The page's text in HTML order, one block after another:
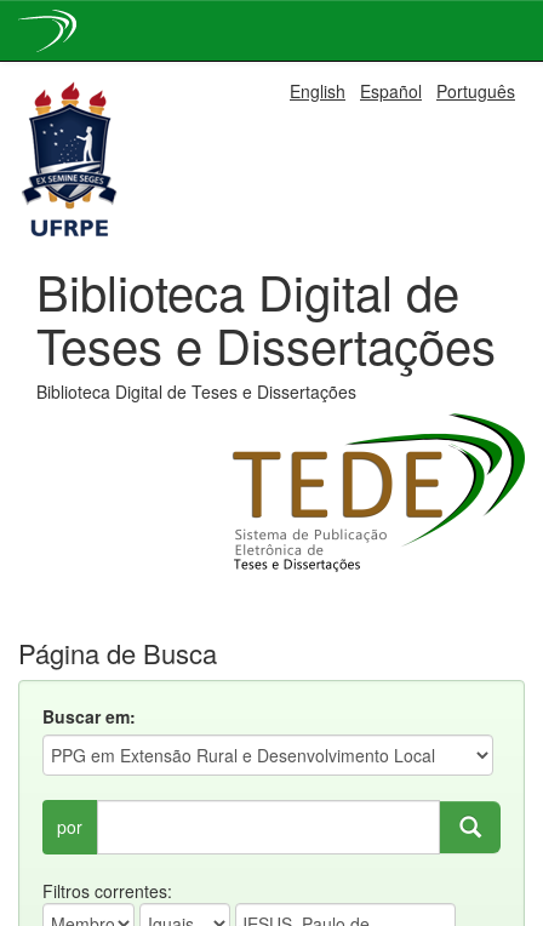
navigation
English Español Português
Biblioteca Digital de
Teses e Dissertações
Biblioteca Digital de Teses e Dissertações
Página de Busca
Buscar em:
por
Filtros correntes: